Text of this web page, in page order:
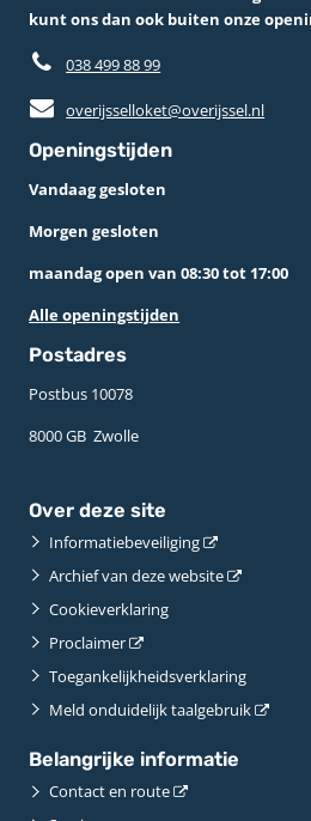
kunt ons dan ook buiten onze
038 499 88 99
overijsselloket@overijssel.nl
Openingstijden
Vandaag gesloten
Morgen gesloten
maandag open van 08:30 tot 17:00
Alle openingstijden
Postadres
Postbus 10078 ­
8000 GB ­ Zwolle
Over deze site
Informatiebeveiliging
Archief van deze website
Cookieverklaring
Proclaimer
Toegankelijkheidsverklaring
Meld onduidelijk taalgebruik
Belangrijke informatie
Contact en route